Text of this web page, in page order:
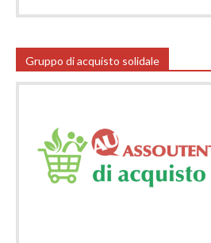
Gruppo di acquisto solidale